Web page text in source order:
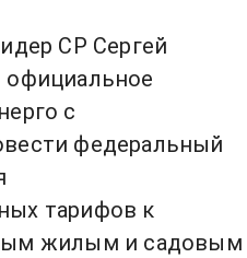
СР Сергей
официальное
с
федеральный
тарифов к
жилым и садовым